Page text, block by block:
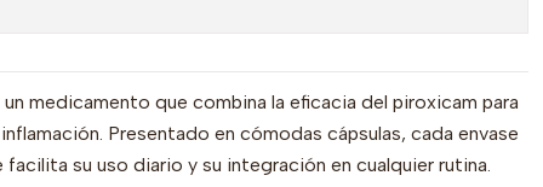
medicamento que combina la eficacia del piroxicam para
Presentado en cómodas cápsulas, cada envase
facilita su uso diario y su integración en cualquier rutina.